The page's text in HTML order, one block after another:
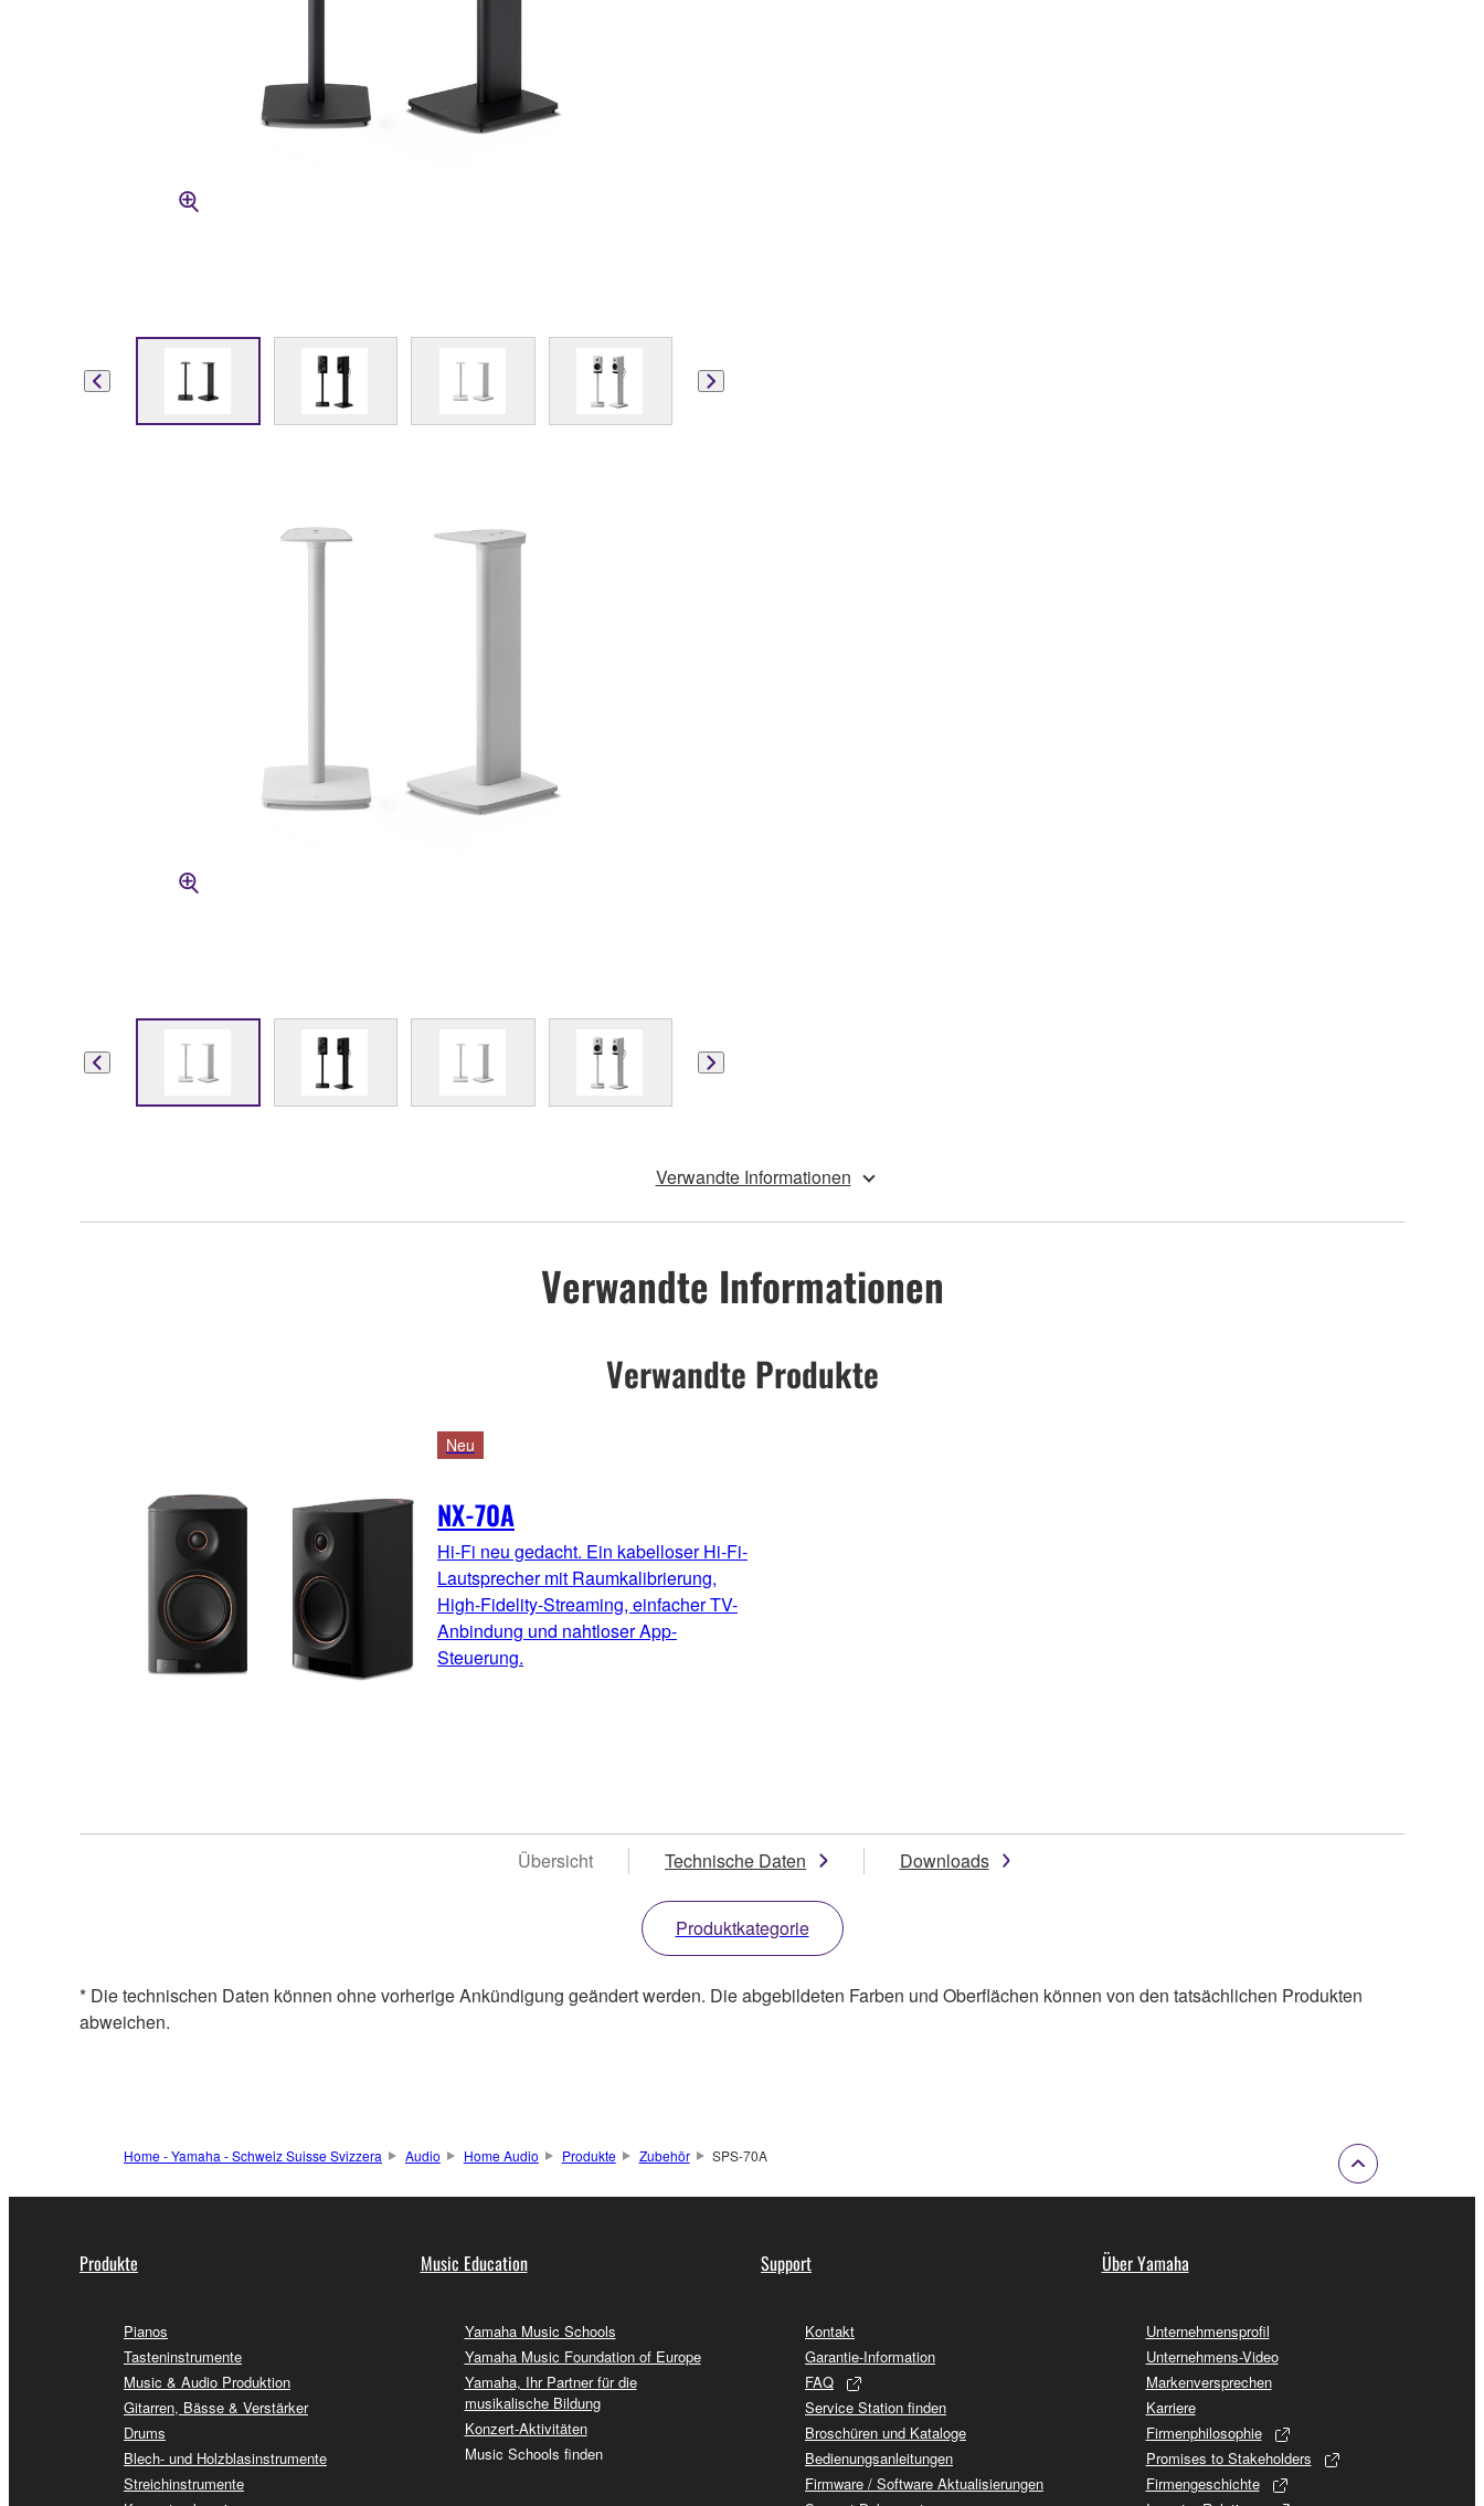
Verwandte Informationen
Verwandte Informationen
Verwandte Produkte
NX-70A
Neu
Hi-Fi neu gedacht. Ein kabelloser Hi-Fi-
Lautsprecher mit Raumkalibrierung,
High-Fidelity-Streaming, einfacher TV-
Anbindung und nahtloser App-
Steuerung.
Übersicht Technische Daten Downloads
Produktkategorie
* Die technischen Daten können ohne vorherige Ankündigung geändert werden. Die abgebildeten Farben und Oberflächen können von den tatsächlichen Produkten
abweichen.
Home - Yamaha - Schweiz Suisse Svizzera Audio Home Audio Produkte Zubehör SPS-70A
Produkte
Pianos
Tasteninstrumente
Music & Audio Produktion
Gitarren, Bässe & Verstärker
Drums
Blech- und Holzblasinstrumente
Streichinstrumente
Music Education
Yamaha Music Schools
Yamaha Music Foundation of Europe
Yamaha, Ihr Partner für die
musikalische Bildung
Konzert-Aktivitäten
Music Schools finden
Support
Kontakt
Garantie-Information
FAQ
Service Station finden
Broschüren und Kataloge
Bedienungsanleitungen
Firmware / Software Aktualisierungen
Über Yamaha
Unternehmensprofil
Unternehmens-Video
Markenversprechen
Karriere
Firmenphilosophie
Promises to Stakeholders
Firmengeschichte